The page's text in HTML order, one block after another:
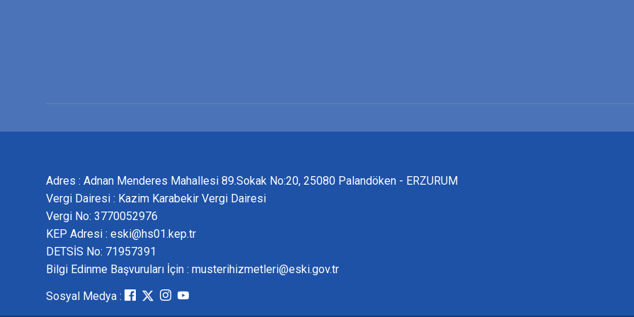
Adres : Adnan Menderes Mahallesi 89.Sokak No:20, 25080 Palandöken - ERZURUM
Vergi Dairesi : Kazim Karabekir Vergi Dairesi
Vergi No: 3770052976
KEP Adresi : eski@hs01.kep.tr
DETSİS No: 71957391
Bilgi Edinme Başvuruları İçin : musterihizmetleri@eski.gov.tr
Sosyal Medya :